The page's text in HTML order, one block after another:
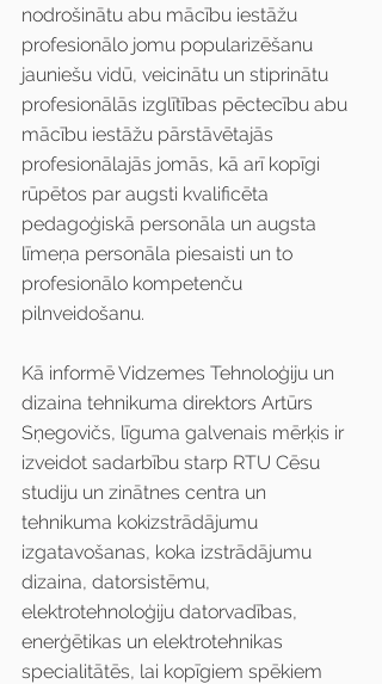
nodrošinātu abu mācību iestāžu
profesionālo jomu popularizēšanu
jauniešu vidū, veicinātu un stiprinātu
profesionālās izglītības pēctecību abu
mācību iestāžu pārstāvētajās
profesionālajās jomās, kā arī kopīgi
rūpētos par augsti kvalificēta
pedagoģiskā personāla un augsta
līmeņa personāla piesaisti un to
profesionālo kompetenču
pilnveidošanu.
Kā informē Vidzemes Tehnoloģiju un
dizaina tehnikuma direktors Artūrs
Sņegovičs, līguma galvenais mērķis ir
izveidot sadarbību starp RTU Cēsu
studiju un zinātnes centra un
tehnikuma kokizstrādājumu
izgatavošanas, koka izstrādājumu
dizaina, datorsistēmu,
elektrotehnoloģiju datorvadības,
enerģētikas un elektrotehnikas
specialitātēs, lai kopīgiem spēkiem